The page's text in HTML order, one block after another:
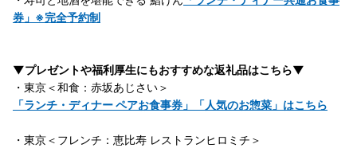
券」※完全予約制
▼プレゼントや福利厚生にもおすすめな返礼品はこちら▼
・東京＜和食：赤坂あじさい＞
「ランチ・ディナー ペアお食事券」「人気のお惣菜」はこちら
・東京＜フレンチ：恵比寿 レストランヒロミチ＞